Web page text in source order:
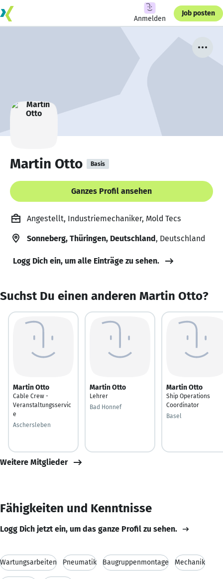
Anmelden
Job posten
Martin Otto Basis
Ganzes Profil ansehen
Angestellt, Industriemechaniker, Mold Tecs
Sonneberg, Thüringen, Deutschland, Deutschland
Logg Dich ein, um alle Einträge zu sehen.
Suchst Du einen anderen Martin Otto?
Martin Otto
Cable Crew -
Veranstaltungsservic
e
Aschersleben
Martin Otto
Lehrer
Bad Honnef
Martin Otto
Ship Operations
Coordinator
Basel
Weitere Mitglieder
Fähigkeiten und Kenntnisse
Logg Dich jetzt ein, um das ganze Profil zu sehen.
Wartungsarbeiten Pneumatik Baugruppenmontage Mechanik